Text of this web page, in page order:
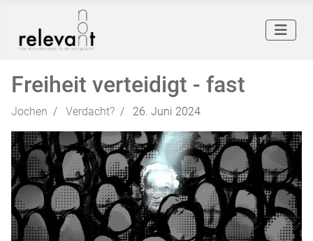
Freiheit verteidigt - fast
Jochen Verdacht? 26. Juni 2024